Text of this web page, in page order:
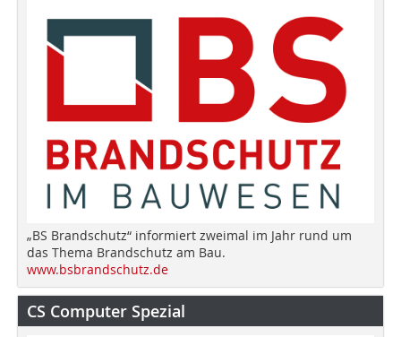
„BS Brandschutz“ informiert zweimal im Jahr rund um
das Thema Brandschutz am Bau.
www.bsbrandschutz.de
CS Computer Spezial